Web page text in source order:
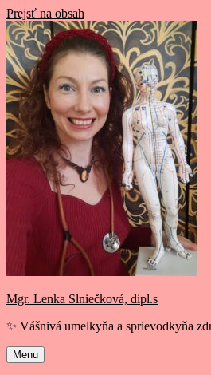
Prejsť na obsah
Mgr. Lenka Slniečková, dipl.s
✨ Vášnivá umelkyňa a sprievodkyňa
Menu